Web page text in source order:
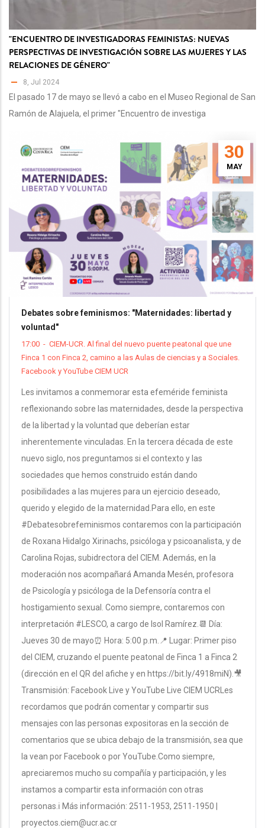
"ENCUENTRO DE INVESTIGADORAS FEMINISTAS: NUEVAS
PERSPECTIVAS DE INVESTIGACIÓN SOBRE LAS MUJERES Y LAS
RELACIONES DE GÉNERO"
8, Jul 2024
El pasado 17 de mayo se llevó a cabo en el Museo Regional de San
Ramón de Alajuela, el primer "Encuentro de investiga
30
MAY
Debates sobre feminismos: "Maternidades: libertad y
voluntad"
17:00 - CIEM-UCR. Al final del nuevo puente peatonal que une
Finca 1 con Finca 2, camino a las Aulas de ciencias y a Sociales.
Facebook y YouTube CIEM UCR
Les invitamos a conmemorar esta efeméride feminista
reflexionando sobre las maternidades, desde la perspectiva
de la libertad y la voluntad que deberían estar
inherentemente vinculadas. En la tercera década de este
nuevo siglo, nos preguntamos si el contexto y las
sociedades que hemos construido están dando
posibilidades a las mujeres para un ejercicio deseado,
querido y elegido de la maternidad.Para ello, en este
#Debatesobrefeminismos contaremos con la participación
de Roxana Hidalgo Xirinachs, psicóloga y psicoanalista, y de
Carolina Rojas, subidrectora del CIEM. Además, en la
moderación nos acompañará Amanda Mesén, profesora
de Psicología y psicóloga de la Defensoría contra el
hostigamiento sexual. Como siempre, contaremos con
interpretación #LESCO, a cargo de Isol Ramírez.📆 Día:
Jueves 30 de mayo⏰ Hora: 5:00 p.m.📍 Lugar: Primer piso
del CIEM, cruzando el puente peatonal de Finca 1 a Finca 2
(dirección en el QR del afiche y en https://bit.ly/4918miN).🎥
Transmisión: Facebook Live y YouTube Live CIEM UCRLes
recordamos que podrán comentar y compartir sus
mensajes con las personas expositoras en la sección de
comentarios que se ubica debajo de la transmisión, sea que
la vean por Facebook o por YouTube.Como siempre,
apreciaremos mucho su compañía y participación, y les
instamos a compartir esta información con otras
personas.ℹ️ Más información: 2511-1953, 2511-1950 |
proyectos.ciem@ucr.ac.cr